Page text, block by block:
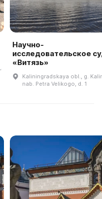
Научно-
исследовательское
«Витязь»
Kaliningradskaya obl., g.
nab. Petra Velikogo, d. 1